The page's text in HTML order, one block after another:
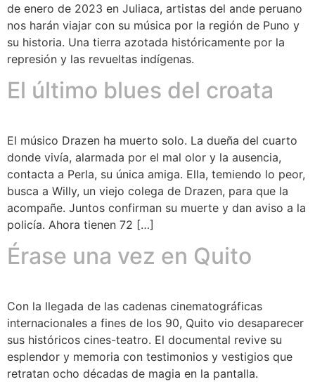
de enero de 2023 en Juliaca, artistas del ande peruano
nos harán viajar con su música por la región de Puno y
su historia. Una tierra azotada históricamente por la
represión y las revueltas indígenas.
El último blues del croata
El músico Drazen ha muerto solo. La dueña del cuarto
donde vivía, alarmada por el mal olor y la ausencia,
contacta a Perla, su única amiga. Ella, temiendo lo peor,
busca a Willy, un viejo colega de Drazen, para que la
acompañe. Juntos confirman su muerte y dan aviso a la
policía. Ahora tienen 72 […]
Érase una vez en Quito
Con la llegada de las cadenas cinematográficas
internacionales a fines de los 90, Quito vio desaparecer
sus históricos cines-teatro. El documental revive su
esplendor y memoria con testimonios y vestigios que
retratan ocho décadas de magia en la pantalla.